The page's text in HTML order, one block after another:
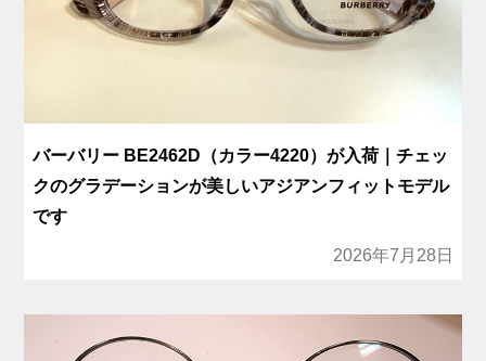
バーバリー BE2462D（カラー4220）が入荷｜チェッ
クのグラデーションが美しいアジアンフィットモデル
です
2026年7月28日